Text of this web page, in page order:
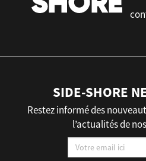
SIDE-SHORE
Restez informé des
l’actualités de